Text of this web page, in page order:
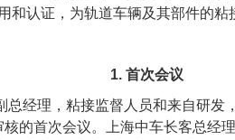
认证，为轨道车辆及其部件的粘
1.首次会议
经理，粘接监督人员和来自研发
核的首次会议。上海中车长客总经